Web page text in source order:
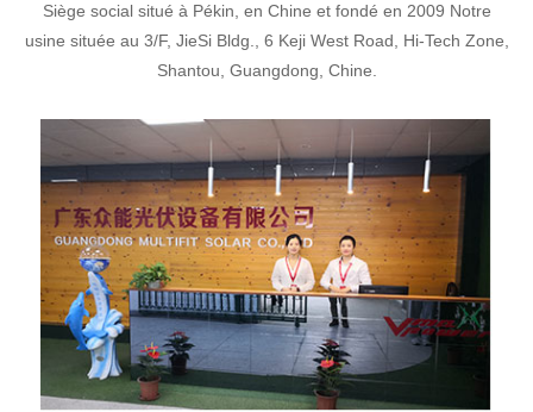
Siège social situé à Pékin, en Chine et fondé en 2009 Notre
usine située au 3/F, JieSi Bldg., 6 Keji West Road, Hi-Tech Zone,
Shantou, Guangdong, Chine.